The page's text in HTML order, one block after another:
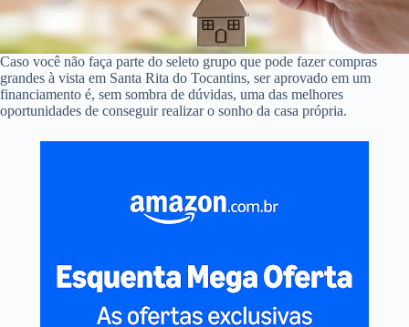
Caso você não faça parte do seleto grupo que pode fazer compras
grandes à vista em Santa Rita do Tocantins, ser aprovado em um
financiamento é, sem sombra de dúvidas, uma das melhores
oportunidades de conseguir realizar o sonho da casa própria.